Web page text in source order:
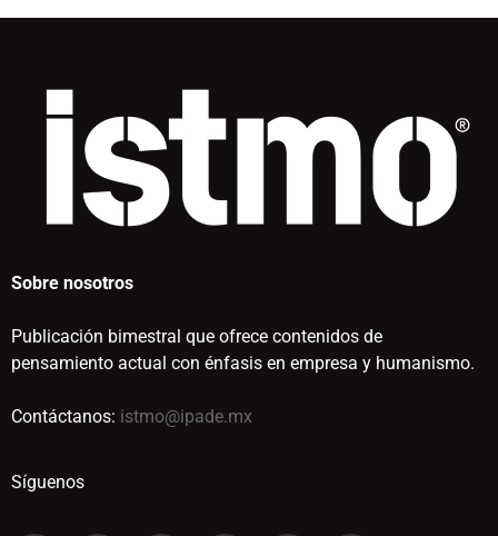
Sobre nosotros
Publicación bimestral que ofrece contenidos de
pensamiento actual con énfasis en empresa y humanismo.
Contáctanos: istmo@ipade.mx
Síguenos